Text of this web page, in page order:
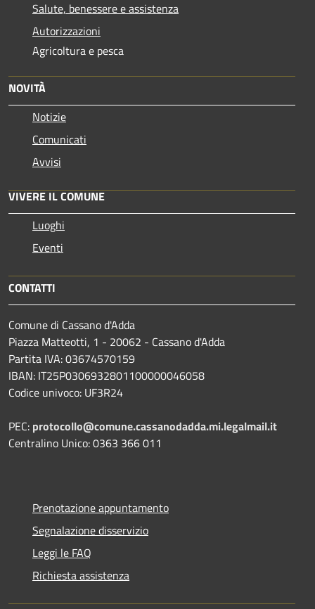
Salute, benessere e assistenza
Autorizzazioni
Agricoltura e pesca
NOVITÀ
Notizie
Comunicati
Avvisi
VIVERE IL COMUNE
Luoghi
Eventi
CONTATTI
Comune di Cassano d'Adda
Piazza Matteotti, 1 - 20062 - Cassano d'Adda
Partita IVA: 03674570159
IBAN: IT25P0306932801100000046058
Codice univoco: UF3R24
PEC: protocollo@comune.cassanodadda.mi.legalmail.it
Centralino Unico: 0363 366 011
Prenotazione appuntamento
Segnalazione disservizio
Leggi le FAQ
Richiesta assistenza